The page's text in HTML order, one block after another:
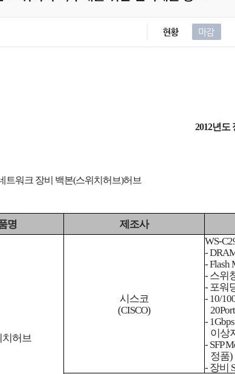
현황 마감
2012년도
워크 장비 백본(스위치허브)허브
명 제조사
치허브
시스코
(CISCO)
WS-
-
- Flash
- 스위
- 포워
- 10/
-
이상
- SFP
정품)
- 장비